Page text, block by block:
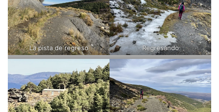
La pista de regreso Regresando